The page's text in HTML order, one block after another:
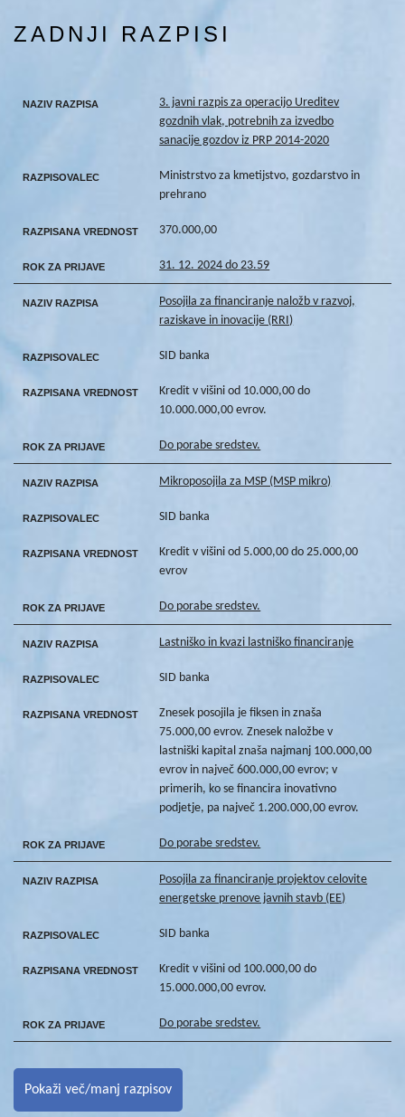
ZADNJI RAZPISI
NAZIV RAZPISA
3. javni razpis za operacijo Ureditev
gozdnih vlak, potrebnih za izvedbo
sanacije gozdov iz PRP 2014-2020
RAZPISOVALEC
Ministrstvo za kmetijstvo, gozdarstvo in
prehrano
RAZPISANA VREDNOST 370.000,00
ROK ZA PRIJAVE 31. 12. 2024 do 23.59
NAZIV RAZPISA
Posojila za financiranje naložb v razvoj,
raziskave in inovacije (RRI)
RAZPISOVALEC SID banka
RAZPISANA VREDNOST
Kredit v višini od 10.000,00 do
10.000.000,00 evrov.
ROK ZA PRIJAVE Do porabe sredstev.
NAZIV RAZPISA Mikroposojila za MSP (MSP mikro)
RAZPISOVALEC SID banka
RAZPISANA VREDNOST
Kredit v višini od 5.000,00 do 25.000,00
evrov
ROK ZA PRIJAVE Do porabe sredstev.
NAZIV RAZPISA Lastniško in kvazi lastniško financiranje
RAZPISOVALEC SID banka
RAZPISANA VREDNOST
Znesek posojila je fiksen in znaša
75.000,00 evrov. Znesek naložbe v
lastniški kapital znaša najmanj 100.000,00
evrov in največ 600.000,00 evrov; v
primerih, ko se financira inovativno
podjetje, pa največ 1.200.000,00 evrov.
ROK ZA PRIJAVE Do porabe sredstev.
NAZIV RAZPISA
Posojila za financiranje projektov celovite
energetske prenove javnih stavb (EE)
RAZPISOVALEC SID banka
RAZPISANA VREDNOST
Kredit v višini od 100.000,00 do
15.000.000,00 evrov.
ROK ZA PRIJAVE Do porabe sredstev.
Pokaži več/manj razpisov